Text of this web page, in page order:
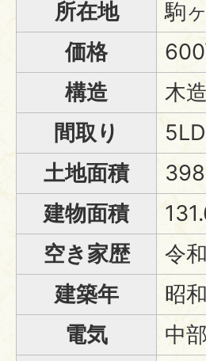
所在地
駒
価格
600
構造
木
間取り
土地面積
建物面積
空き家歴
令
建築年
昭
電気
中